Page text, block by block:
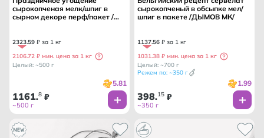
сырокопченая мелк/шпиг в
сырном декоре перф/пакет /
2323.59 ₽ за 1 кг
2106.72 ₽ мин. цена за 1 кг
Целый: ~500 г
5.81
1161.8 ₽
~500 г
сырокопченый в обсыпке мел/
шпиг в пакете /ДЫМОВ МК/
1137.56 ₽ за 1 кг
1031.38 ₽ мин. цена за 1 кг
Целый: ~700 г
Режем по: ~350 г
1.99
398.15 ₽
~350 г